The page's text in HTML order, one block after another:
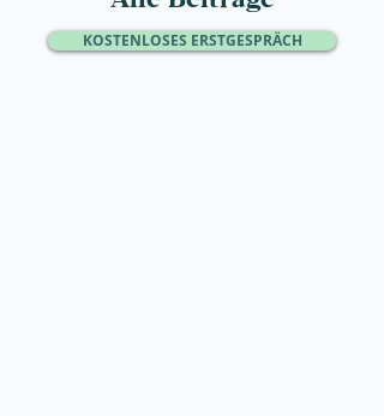
KOSTENLOSES ERSTGESPRÄCH